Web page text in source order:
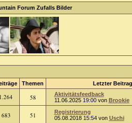
Forum Zufalls Bilder
Themen Letzter Beitrag
1.264 58
Aktivitätsfeedback
11.06.2025 19:00von Brookie
683 51
Registrierung
05.08.2018 15:54von Uschi